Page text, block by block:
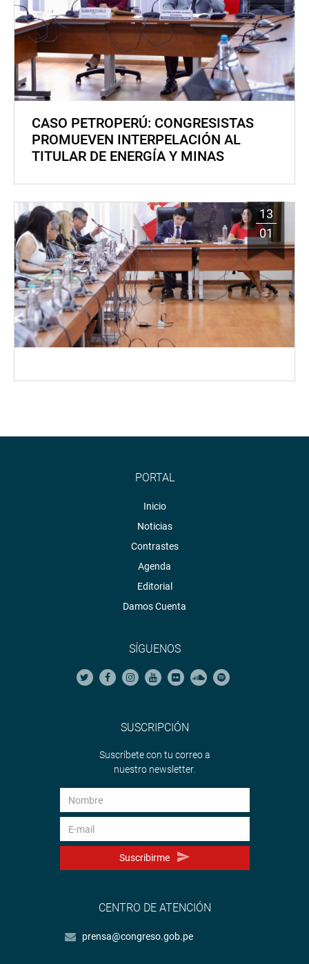
CASO PETROPERÚ: CONGRESISTAS
PROMUEVEN INTERPELACIÓN AL
TITULAR DE ENERGÍA Y MINAS
13
01
PORTAL
Inicio
Noticias
Contrastes
Agenda
Editorial
Damos Cuenta
SÍGUENOS
SUSCRIPCIÓN
Suscríbete con tu correo a
nuestro newsletter.
Suscribirme
CENTRO DE ATENCIÓN
prensa@congreso.gob.pe